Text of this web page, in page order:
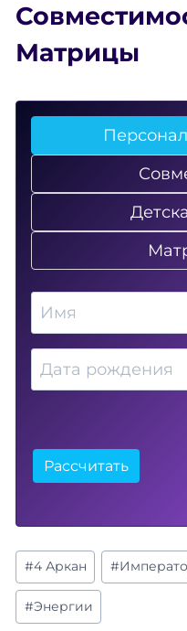
Матрицы
Имя
Дата рождения
Рассчитать
Метки
записи:
#4 Аркан #
#Энергии